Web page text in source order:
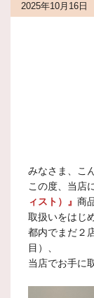
2025年10月16日
みなさま、こ
この度、当店
ィスト）』 商
取扱いをはじ
都内でまだ２
目）、
当店でお手に